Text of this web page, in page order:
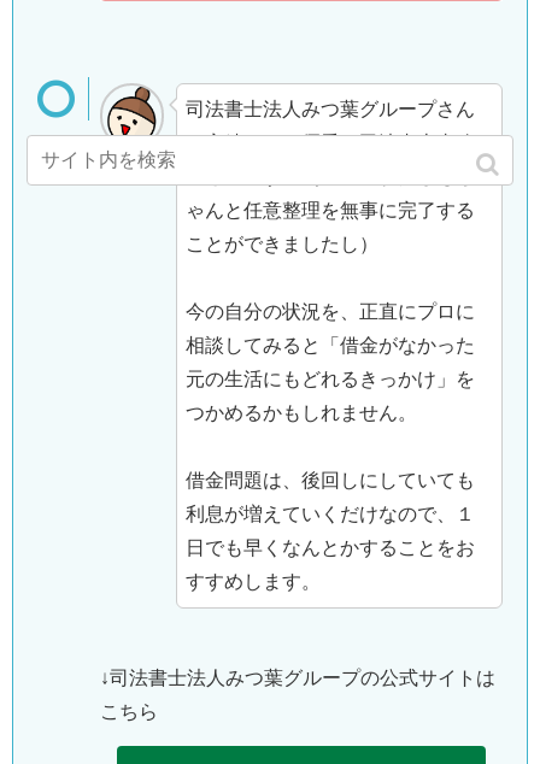
司法書士法人みつ葉グループさん
は実績もあり優秀な司法書士事務
ゃんと任意整理を無事に完了する
ことができましたし）
今の自分の状況を、正直にプロに
相談してみると「借金がなかった
元の生活にもどれるきっかけ」を
つかめるかもしれません。
借金問題は、後回しにしていても
利息が増えていくだけなので、１
日でも早くなんとかすることをお
すすめします。
↓司法書士法人みつ葉グループの公式サイトは
こちら